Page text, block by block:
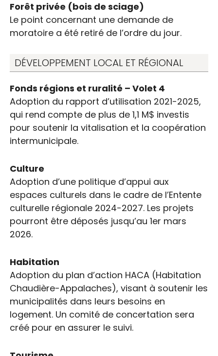
Forêt privée (bois de sciage)
Le point concernant une demande de
moratoire a été retiré de l’ordre du jour.
DÉVELOPPEMENT LOCAL ET RÉGIONAL
Fonds régions et ruralité – Volet 4
Adoption du rapport d’utilisation 2021-2025,
qui rend compte de plus de 1,1 M$ investis
pour soutenir la vitalisation et la coopération
intermunicipale.
Culture
Adoption d’une politique d’appui aux
espaces culturels dans le cadre de l’Entente
culturelle régionale 2024-2027. Les projets
pourront être déposés jusqu’au 1er mars
2026.
Habitation
Adoption du plan d’action HACA (Habitation
Chaudière-Appalaches), visant à soutenir les
municipalités dans leurs besoins en
logement. Un comité de concertation sera
créé pour en assurer le suivi.